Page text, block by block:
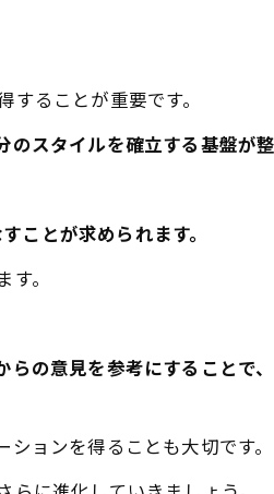
ることが重要です。
のスタイルを確立する基盤が
ことが求められます。
。
らの意見を参考にすることで
ョンを得ることも大切です。